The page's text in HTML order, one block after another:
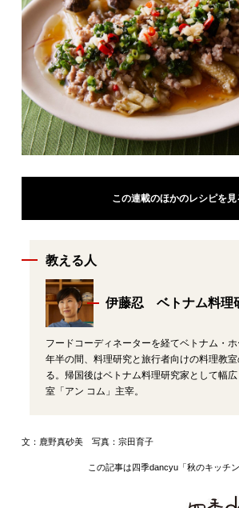
この連載のほかのレシピを見
教える人
伊藤忍 ベトナム料理
フードコーディネーターを経てベトナム・
年半の間、料理研究と旅行者向けの料理教
る。帰国後はベトナム料理研究家として幅
室「アン コム」主宰。
文：鹿野真砂美 写真：宗田育子
この記事は四季dancyu「秋のキッチ